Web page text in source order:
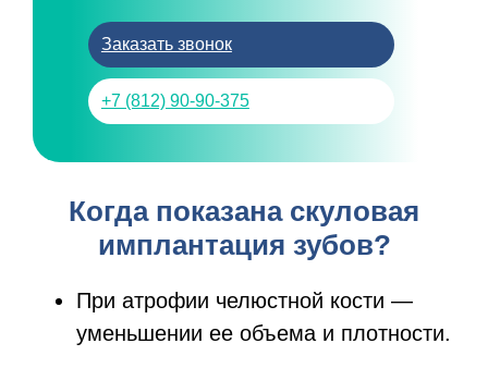
Заказать звонок
+7 (812) 90-90-375
Когда показана скуловая
имплантация зубов?
При атрофии челюстной кости —
уменьшении ее объема и плотности.